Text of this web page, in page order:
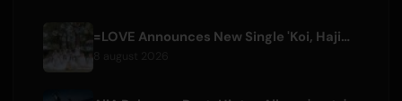
=LOVE Announces New Single 'Koi, Hajimemashita.' and Tokyo Dome Concerts